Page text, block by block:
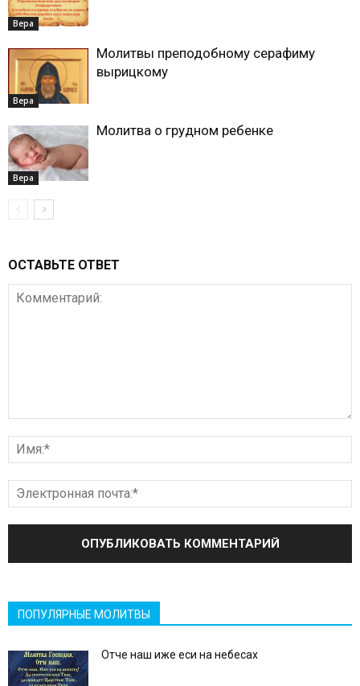
Вера
Вера
Молитвы преподобному серафиму
вырицкому
Вера
Молитва о грудном ребенке
ОСТАВЬТЕ ОТВЕТ
ПОПУЛЯРНЫЕ МОЛИТВЫ
Отче наш иже еси на небесах